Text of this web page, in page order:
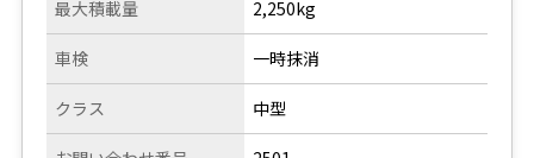
最大積載量
車検
クラス
2,250kg
一時抹消
中型